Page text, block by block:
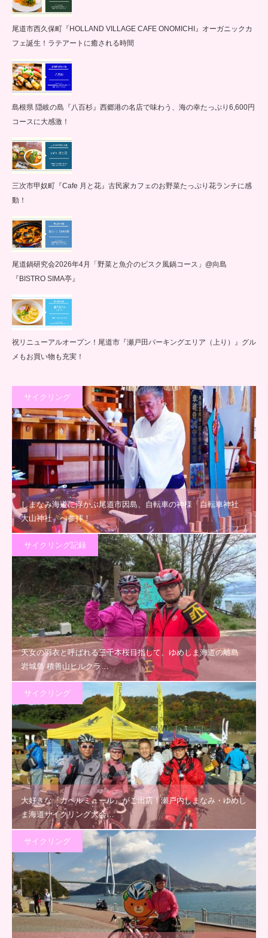
尾道市西久保町『HOLLAND VILLAGE CAFE ONOMICHI』オーガニックカ
フェ誕生！ラテアートに癒される時間
島根県 隠岐の島『八百杉』西郷港の名店で味わう、海の幸たっぷり6,600円
コースに大感激！
三次市甲奴町『Cafe 月と花』古民家カフェのお野菜たっぷり花ランチに感
動！
尾道鍋研究会2026年4月「野菜と魚介のビスク風鍋コース」@向島
『BISTRO SIMA亭』
祝リニューアルオープン！尾道市『瀬戸田パーキングエリア（上り）』グル
メもお買い物も充実！
サイクリング
しまなみ海道に浮かぶ尾道市因島、自転車の神様「自転車神社
大山神社」へ参拝！
サイクリング記録
天女の羽衣と呼ばれる三千本桜目指して、ゆめしま海道の離島
岩城島 積善山ヒルクラ…
サイクリング
大好きな『カペルミュール』がご出店！瀬戸内しまなみ・ゆめし
ま海道サイクリング大会…
サイクリング